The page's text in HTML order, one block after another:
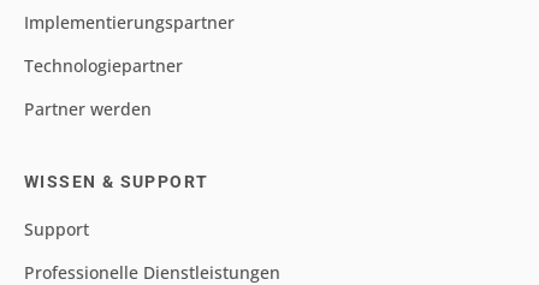
Implementierungspartner
Technologiepartner
Partner werden
WISSEN & SUPPORT
Support
Professionelle Dienstleistungen